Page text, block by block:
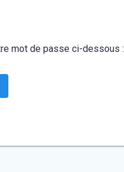
mot de passe ci-dessous :